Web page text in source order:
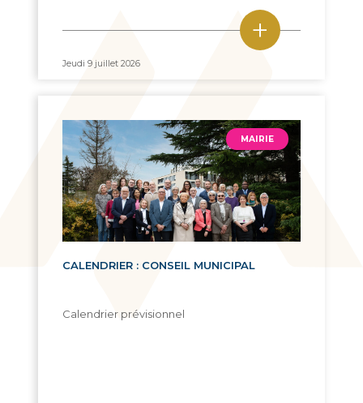
+
Jeudi 9 juillet 2026
MAIRIE
CALENDRIER : CONSEIL MUNICIPAL
Calendrier prévisionnel